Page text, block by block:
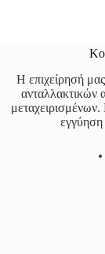
Η επιχείρησή
ανταλλακτικών
εγγύηση